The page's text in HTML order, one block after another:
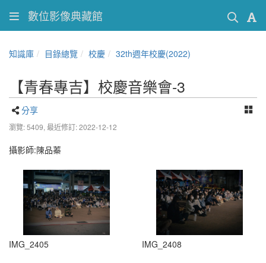
數位影像典藏館
知識庫 目錄總覽 校慶 32th週年校慶(2022)
【青春專吉】校慶音樂會-3
分享
瀏覽: 5409, 最近修訂: 2022-12-12
攝影師:陳品蓁
IMG_2405 IMG_2408